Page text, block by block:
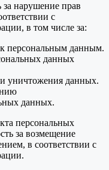
за нарушение прав
с
в том числе за:
персональным данным.
данных
уничтожения данных.
данных.
персональных
за возмещение
в соответствии с